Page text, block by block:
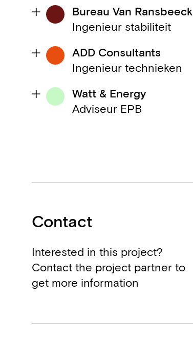
Bureau Van Ransbeeck
Ingenieur stabiliteit
ADD Consultants
Ingenieur technieken
Watt & Energy
Adviseur EPB
Contact
Interested in this project?
Contact the project partner to
get more information